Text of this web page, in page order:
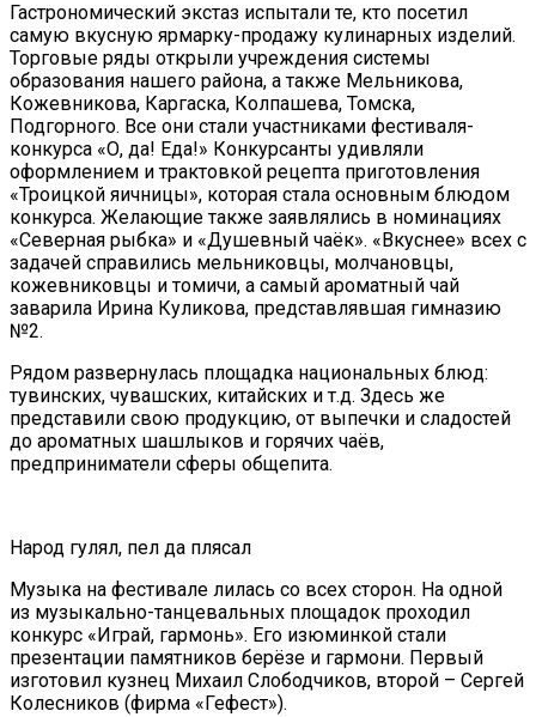
Гастрономический экстаз испытали те, кто посетил
самую вкусную ярмарку-продажу кулинарных изделий.
Торговые ряды открыли учреждения системы
образования нашего района, а также Мельникова,
Кожевникова, Каргаска, Колпашева, Томска,
Подгорного. Все они стали участниками фестиваля-
конкурса «О, да! Еда!» Конкурсанты удивляли
оформлением и трактовкой рецепта приготовления
«Троицкой яичницы», которая стала основным блюдом
конкурса. Желающие также заявлялись в номинациях
«Северная рыбка» и «Душевный чаёк». «Вкуснее» всех с
задачей справились мельниковцы, молчановцы,
кожевниковцы и томичи, а самый ароматный чай
заварила Ирина Куликова, представлявшая гимназию
№2.
Рядом развернулась площадка национальных блюд:
тувинских, чувашских, китайских и т.д. Здесь же
представили свою продукцию, от выпечки и сладостей
до ароматных шашлыков и горячих чаёв,
предприниматели сферы общепита.
Народ гулял, пел да плясал
Музыка на фестивале лилась со всех сторон. На одной
из музыкально-танцевальных площадок проходил
конкурс «Играй, гармонь». Его изюминкой стали
презентации памятников берёзе и гармони. Первый
изготовил кузнец Михаил Слободчиков, второй – Сергей
Колесников (фирма «Гефест»).